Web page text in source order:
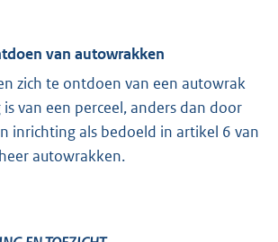
van autowrakken
zich te ontdoen van een autowrak
van een perceel, anders dan door
inrichting als bedoeld in artikel 6 van
autowrakken.